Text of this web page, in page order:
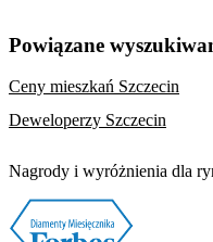
Powiązane
Ceny mieszkań Szczecin
Deweloperzy Szczecin
Nagrody i wyróżnienia dla